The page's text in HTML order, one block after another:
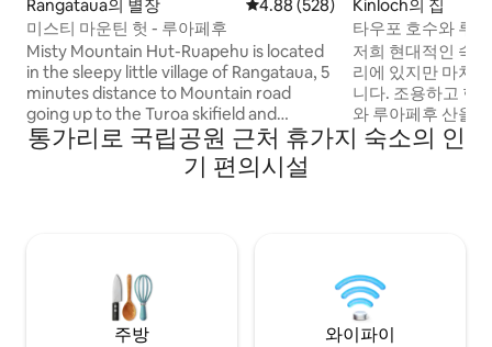
Rangataua의 별장 평점 4.88점(5점 만점), 후기 528
4.88 (528)
미스티 마운틴 헛 - 루아페후
Misty Mountain Hut-Ruapehu is located
in the sleepy little village of Rangataua, 5
minutes distance to Mountain road
going up to the Turoa skifield and
Ohakune. 1베드룸 콜로니얼 양식의 저택은
아름다운 산의 전망을 자랑합니다. 무제한
와이파이와 장작과 열 펌프가 있는 새로운
(Misty Mountain Hut) 은 청소비로 시간당
40달러를 지불하여 현지 직원을 지원합니
Kinloch의 집
타우포 호수와 루
는 아름다운 석양
저희 현대적인 숙
리에 있지만 마치
니다. 조용하고 한
와 루아페후 산을
일몰을 감상할 수
적이며, 바비큐 시
않습니다(죄송하
가서 지속적으로
통가리로 국립공원 근처 휴가지 숙소의 인
기 편의시설
주방 와이파이